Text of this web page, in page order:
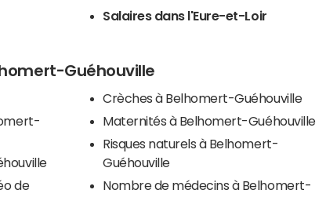
Salaires dans l'Eure-et-Loir
Guéhouville
de
Crèches à Belhomert-Guéhouville
Maternités à Belhomert-Guéhouville
Risques naturels à Belhomert-
Guéhouville
Nombre de médecins à Belhomert-